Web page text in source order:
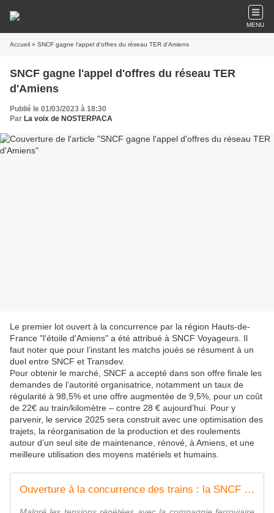
MENU
Accueil » SNCF gagne l'appel d'offres du réseau TER d'Amiens
SNCF gagne l'appel d'offres du réseau TER
d'Amiens
Publié le 01/03/2023 à 18:30
Par La voix de NOSTERPACA
Le premier lot ouvert à la concurrence par la région Hauts-de-
France "l'étoile d'Amiens" a été attribué à SNCF Voyageurs. Il
faut noter que pour l’instant les matchs joués se résument à un
duel entre SNCF et Transdev.
Pour obtenir le marché, SNCF a accepté dans son offre finale les
demandes de l’autorité organisatrice, notamment un taux de
régularité à 98,5% et une offre augmentée de 9,5%, pour un coût
de 22€ au train/kilomètre – contre 28 € aujourd’hui. Pour y
parvenir, le service 2025 sera construit avec une optimisation des
trajets, la réorganisation de la production et des roulements
autour d’un seul site de maintenance, rénové, à Amiens, et une
meilleure utilisation des moyens matériels et humains.
Ouverture à la concurrence des trains : la SNCF gagne l'appel d'offres du réseau TER d'Amiens